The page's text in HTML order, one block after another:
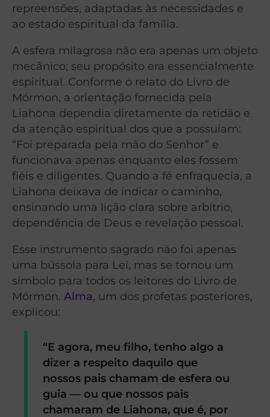
repreensões, adaptadas às necessidades e
ao estado espiritual da família.
A esfera milagrosa não era apenas um objeto
mecânico; seu propósito era essencialmente
espiritual. Conforme o relato do Livro de
Mórmon, a orientação fornecida pela
Liahona dependia diretamente da retidão e
da atenção espiritual dos que a possuíam:
“Foi preparada pela mão do Senhor” e
funcionava apenas enquanto eles fossem
fiéis e diligentes. Quando a fé enfraquecia, a
Liahona deixava de indicar o caminho,
ensinando uma lição clara sobre arbítrio,
dependência de Deus e revelação pessoal.
Esse instrumento sagrado não foi apenas
uma bússola para Leí, mas se tornou um
símbolo para todos os leitores do Livro de
Mórmon. Alma, um dos profetas posteriores,
explicou:
“E agora, meu filho, tenho algo a
dizer a respeito daquilo que
nossos pais chamam de esfera ou
guia — ou que nossos pais
chamaram de Liahona, que é, por